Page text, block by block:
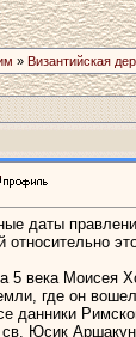
» Византийская
даты
относительно
5 века Моисея
где он
данники
св. Юсик